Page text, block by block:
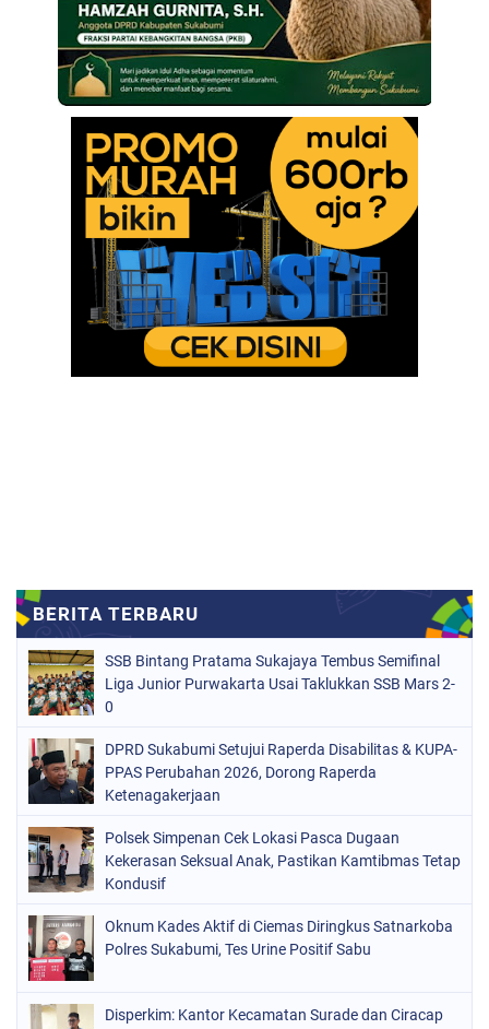
SSB Bintang Pratama Sukajaya Tembus Semifinal
Liga Junior Purwakarta Usai Taklukkan SSB Mars 2-
0
DPRD Sukabumi Setujui Raperda Disabilitas & KUPA-
PPAS Perubahan 2026, Dorong Raperda
Ketenagakerjaan
Polsek Simpenan Cek Lokasi Pasca Dugaan
Kekerasan Seksual Anak, Pastikan Kamtibmas Tetap
Kondusif
Oknum Kades Aktif di Ciemas Diringkus Satnarkoba
Polres Sukabumi, Tes Urine Positif Sabu
Disperkim: Kantor Kecamatan Surade dan Ciracap